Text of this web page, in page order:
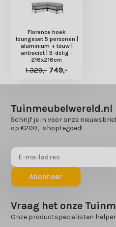
Florence hoek
loungeset 5 personen |
aluminium + touw |
antraciet | 3-delig -
216x216cm
1.329,- 749,-
Tuinmeubelwereld.nl
Schrijf je in voor onze
op €200,- shoptegoed!
Abonneer
Vraag het onze
Onze productspecialisten